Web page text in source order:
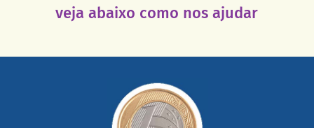
veja abaixo como nos ajudar
saiba mais